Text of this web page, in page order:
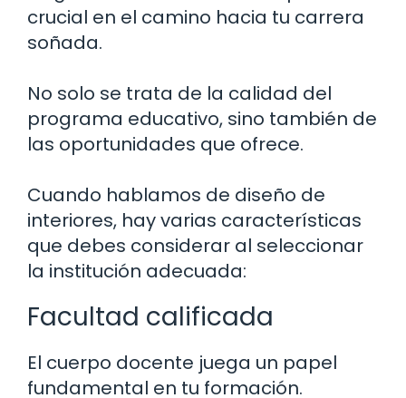
crucial en el camino hacia tu carrera
soñada.
No solo se trata de la calidad del
programa educativo, sino también de
las oportunidades que ofrece.
Cuando hablamos de diseño de
interiores, hay varias características
que debes considerar al seleccionar
la institución adecuada:
Facultad calificada
El cuerpo docente juega un papel
fundamental en tu formación.